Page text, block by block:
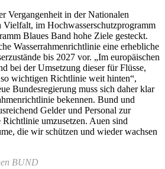
Vergangenheit in der Nationalen
Vielfalt, im Hochwasserschutzprogramm
Blaues Band hohe Ziele gesteckt.
Wasserrahmenrichtlinie eine erhebliche
bis 2027 vor. „Im europäischen
bei der Umsetzung dieser für Flüsse,
wichtigen Richtlinie weit hinten“,
Bundesregierung muss sich daher klar
bekennen. Bund und
Gelder und Personal zur
umzusetzen. Auen sind
die wir schützen und wieder wachsen
BUND